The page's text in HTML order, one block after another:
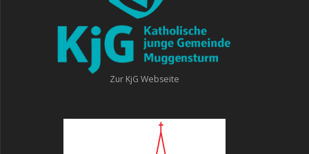
Zur KjG Webseite